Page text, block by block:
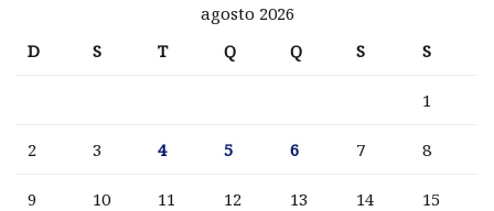
agosto 2026
D
S T Q Q S S
1
2 3 4 5 6 7 8
9 10 11 12 13 14 15